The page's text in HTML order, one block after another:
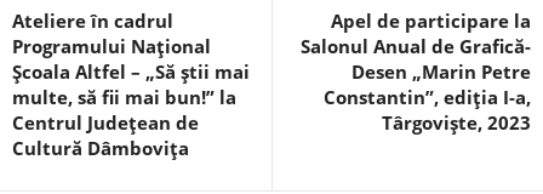
Ateliere în cadrul
Programului Național
Școala Altfel – „Să știi mai
multe, să fii mai bun!” la
Centrul Județean de
Cultură Dâmbovița
Apel de participare la
Salonul Anual de Grafică-
Desen „Marin Petre
Constantin”, ediția I-a,
Târgoviște, 2023